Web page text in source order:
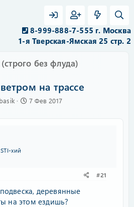
8-999-888-7-555 г. Москва
1-я Тверская-Ямская 25 стр. 2
без флуда)
на трассе
Д
7 Фев 2017
хий
#21
деревянные
на этом ездишь?